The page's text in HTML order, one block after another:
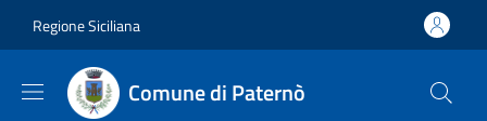
Regione Siciliana
Comune di Paternò